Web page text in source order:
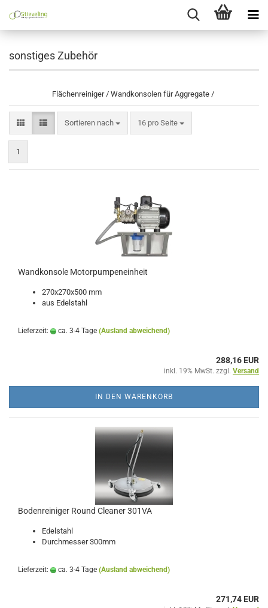
sonstiges Zubehör
Flächenreiniger / Wandkonsolen für Aggregate /
Sortieren nach
Sortieren nach 16 pro Seite
pro Seite
1
Wandkonsole Motorpumpeneinheit
270x270x500 mm
aus Edelstahl
Lieferzeit: ca. 3-4 Tage (Ausland abweichend)
288,16 EUR
inkl. 19% MwSt. zzgl. Versand
IN DEN WARENKORB
Bodenreiniger Round Cleaner 301VA
Edelstahl
Durchmesser 300mm
Lieferzeit: ca. 3-4 Tage (Ausland abweichend)
271,74 EUR